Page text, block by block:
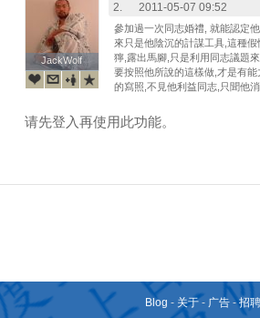
JackWolf
JackWolf
2. 2011-05-07 09:52
參加過一次同志婚禮, 就能認定
來只是他陰沉的計謀工具,這種
獰,露出馬腳,只是利用同志議題
要按照他所說的這樣做,才是有
的寫照,不見他利益同志,只聞他
请先登入再使用此功能。
Blog - 关于 - 广告 -招